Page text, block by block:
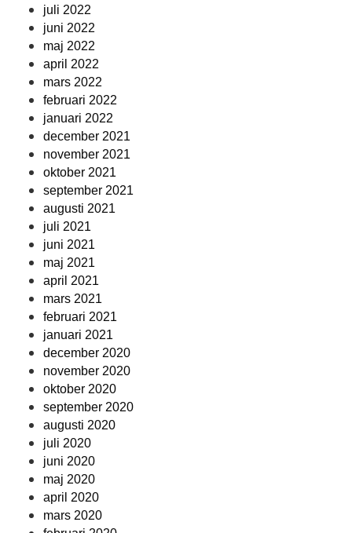
juli 2022
juni 2022
maj 2022
april 2022
mars 2022
februari 2022
januari 2022
december 2021
november 2021
oktober 2021
september 2021
augusti 2021
juli 2021
juni 2021
maj 2021
april 2021
mars 2021
februari 2021
januari 2021
december 2020
november 2020
oktober 2020
september 2020
augusti 2020
juli 2020
juni 2020
maj 2020
april 2020
mars 2020